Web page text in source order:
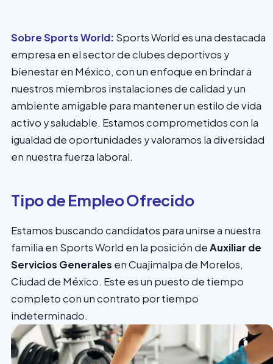
Sobre Sports World: Sports World es una destacada
empresa en el sector de clubes deportivos y
bienestar en México, con un enfoque en brindar a
nuestros miembros instalaciones de calidad y un
ambiente amigable para mantener un estilo de vida
activo y saludable. Estamos comprometidos con la
igualdad de oportunidades y valoramos la diversidad
en nuestra fuerza laboral.
Tipo de Empleo Ofrecido
Estamos buscando candidatos para unirse a nuestra
familia en Sports World en la posición deAuxiliar de
Servicios Generales en Cuajimalpa de Morelos,
Ciudad de México. Este es un puesto de tiempo
completo con un contrato por tiempo
indeterminado.